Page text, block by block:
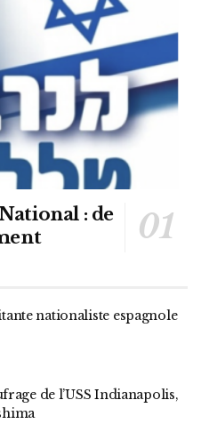
: de
nationaliste espagnole
de l’USS Indianapolis,